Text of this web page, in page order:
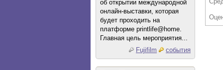
об открытии международной
онлайн-выставки, которая
будет проходить на
платформе printlife@home.
Главная цель мероприятия...
Fujifilm
события